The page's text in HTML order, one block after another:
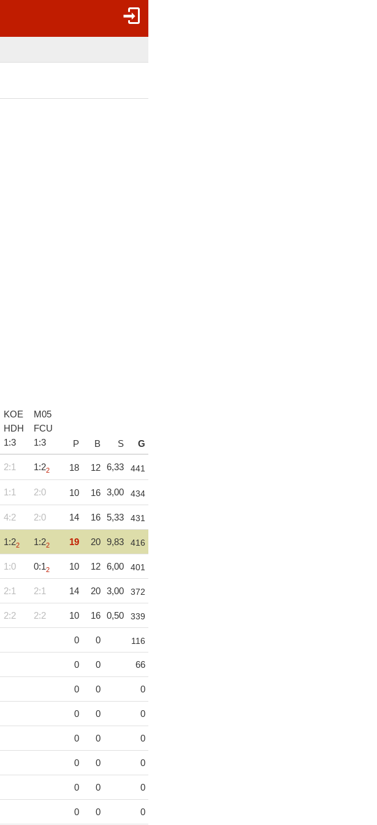
KOE
HDH
1:3
M05
FCU
1:3 P B S G
2:1 1:22 18 12 6,33 441
1:1 2:0 10 16 3,00 434
4:2 2:0 14 16 5,33 431
1:22 1:22 19 20 9,83 416
1:0 0:12 10 12 6,00 401
2:1 2:1 14 20 3,00 372
2:2 2:2 10 16 0,50 339
0 0 116
0 0 66
0 0 0
0 0 0
0 0 0
0 0 0
0 0 0
0 0 0